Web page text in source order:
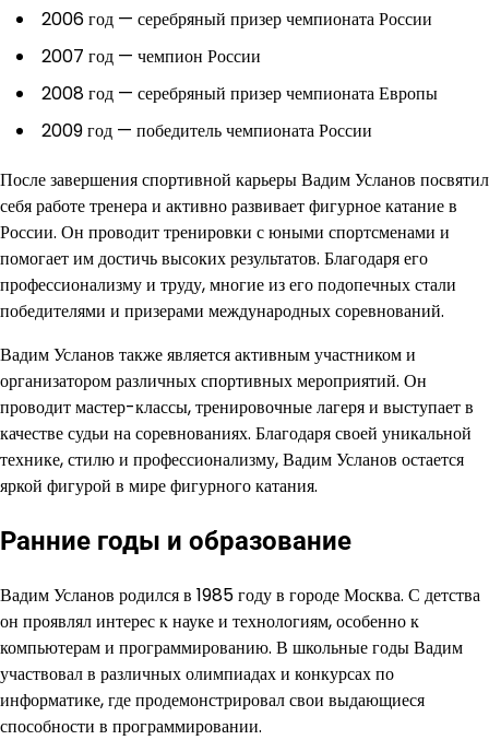
2006 год — серебряный призер чемпионата России
2007 год — чемпион России
2008 год — серебряный призер чемпионата Европы
2009 год — победитель чемпионата России
После завершения спортивной карьеры Вадим Усланов посвятил
себя работе тренера и активно развивает фигурное катание в
России. Он проводит тренировки с юными спортсменами и
помогает им достичь высоких результатов. Благодаря его
профессионализму и труду, многие из его подопечных стали
победителями и призерами международных соревнований.
Вадим Усланов также является активным участником и
организатором различных спортивных мероприятий. Он
проводит мастер-классы, тренировочные лагеря и выступает в
качестве судьи на соревнованиях. Благодаря своей уникальной
технике, стилю и профессионализму, Вадим Усланов остается
яркой фигурой в мире фигурного катания.
Ранние годы и образование
Вадим Усланов родился в 1985 году в городе Москва. С детства
он проявлял интерес к науке и технологиям, особенно к
компьютерам и программированию. В школьные годы Вадим
участвовал в различных олимпиадах и конкурсах по
информатике, где продемонстрировал свои выдающиеся
способности в программировании.